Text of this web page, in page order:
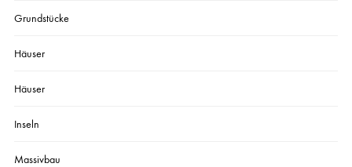
Grundstücke
Häuser
Häuser
Inseln
Massivbau